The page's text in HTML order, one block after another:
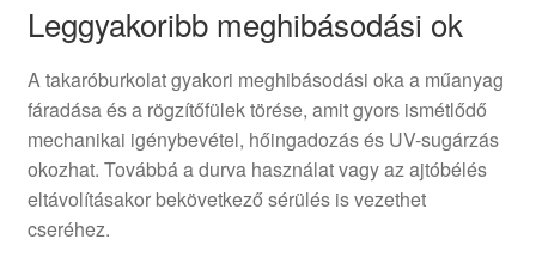
Leggyakoribb meghibásodási ok
A takaróburkolat gyakori meghibásodási oka a műanyag
fáradása és a rögzítőfülek törése, amit gyors ismétlődő
mechanikai igénybevétel, hőingadozás és UV-sugárzás
okozhat. Továbbá a durva használat vagy az ajtóbélés
eltávolításakor bekövetkező sérülés is vezethet
cseréhez.